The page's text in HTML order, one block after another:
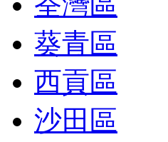
葵青區
西貢區
沙田區